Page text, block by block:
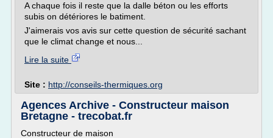
A chaque fois il reste que la dalle béton ou les efforts
subis on détériores le batiment.
J'aimerais vos avis sur cette question de sécurité sachant
que le climat change et nous...
Lire la suite
Site : http://conseils-thermiques.org
Agences Archive - Constructeur maison
Bretagne - trecobat.fr
Constructeur de maison